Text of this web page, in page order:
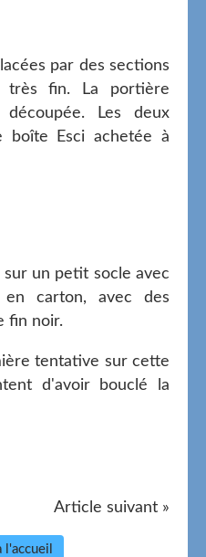
par des sections
très fin. La portière
Les deux
boîte Esci achetée à
un petit socle avec
carton, avec des
fin noir.
tentative sur cette
d'avoir bouclé la
Article suivant »
l'accueil